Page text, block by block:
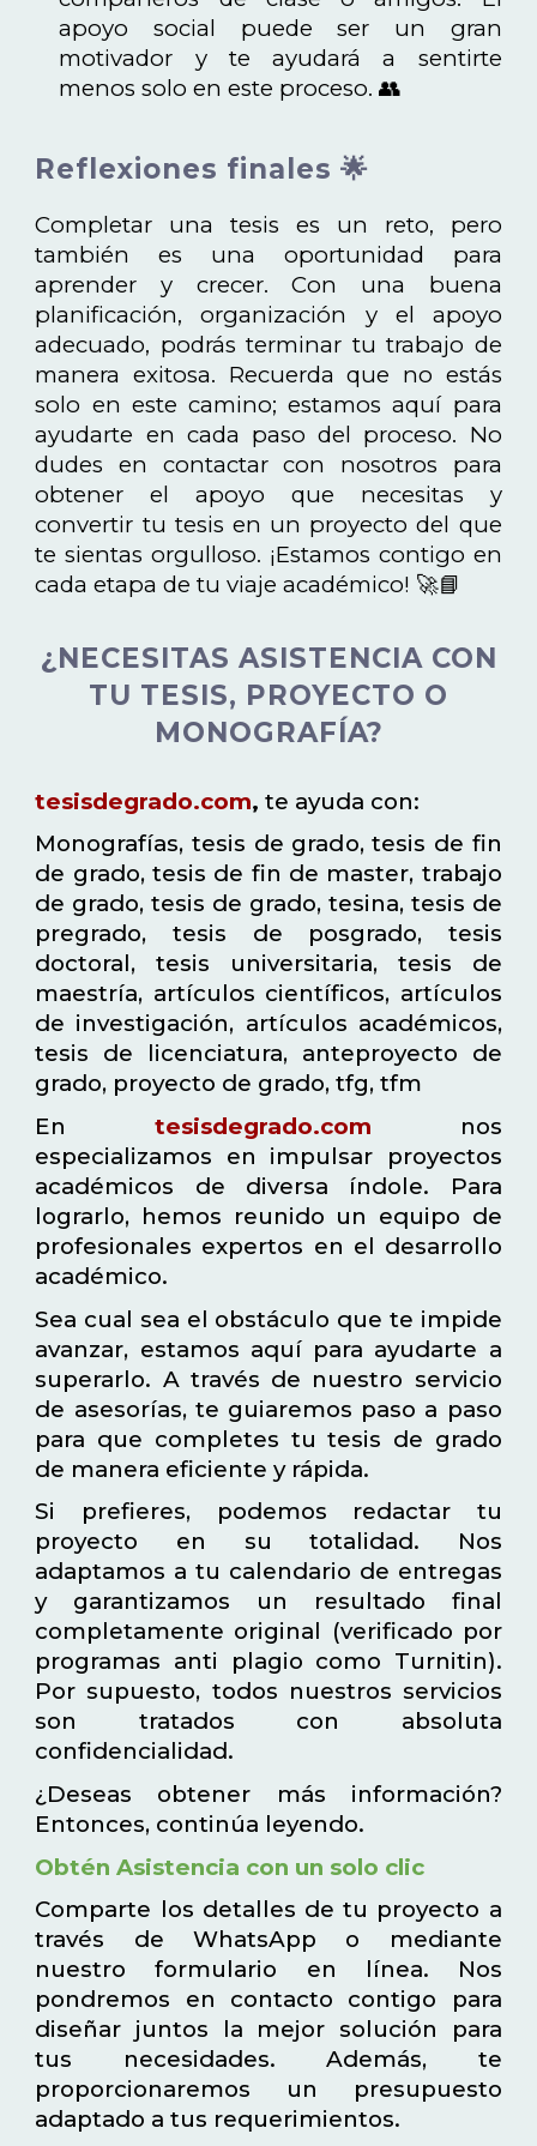
apoyo social puede ser un gran
motivador y te ayudará a sentirte
menos solo en este proceso. 👥
Reflexiones finales 🌟
Completar una tesis es un reto, pero
también es una oportunidad para
aprender y crecer. Con una buena
planificación, organización y el apoyo
adecuado, podrás terminar tu trabajo de
manera exitosa. Recuerda que no estás
solo en este camino; estamos aquí para
ayudarte en cada paso del proceso. No
dudes en contactar con nosotros para
obtener el apoyo que necesitas y
convertir tu tesis en un proyecto del que
te sientas orgulloso. ¡Estamos contigo en
cada etapa de tu viaje académico! 🚀📘
¿NECESITAS ASISTENCIA CON
TU TESIS, PROYECTO O
MONOGRAFÍA?
tesisdegrado.com, te ayuda con:
Monografías, tesis de grado, tesis de fin
de grado, tesis de fin de master, trabajo
de grado, tesis de grado, tesina, tesis de
pregrado, tesis de posgrado, tesis
doctoral, tesis universitaria, tesis de
maestría, artículos científicos, artículos
de investigación, artículos académicos,
tesis de licenciatura, anteproyecto de
grado, proyecto de grado, tfg, tfm
En tesisdegrado.com nos
especializamos en impulsar proyectos
académicos de diversa índole. Para
lograrlo, hemos reunido un equipo de
profesionales expertos en el desarrollo
académico.
Sea cual sea el obstáculo que te impide
avanzar, estamos aquí para ayudarte a
superarlo. A través de nuestro servicio
de asesorías, te guiaremos paso a paso
para que completes tu tesis de grado
de manera eficiente y rápida.
Si prefieres, podemos redactar tu
proyecto en su totalidad. Nos
adaptamos a tu calendario de entregas
y garantizamos un resultado final
completamente original (verificado por
programas anti plagio como Turnitin).
Por supuesto, todos nuestros servicios
son tratados con absoluta
confidencialidad.
¿Deseas obtener más información?
Entonces, continúa leyendo.
Obtén Asistencia con un solo clic
Comparte los detalles de tu proyecto a
través de WhatsApp o mediante
nuestro formulario en línea. Nos
pondremos en contacto contigo para
diseñar juntos la mejor solución para
tus necesidades. Además, te
proporcionaremos un presupuesto
adaptado a tus requerimientos.